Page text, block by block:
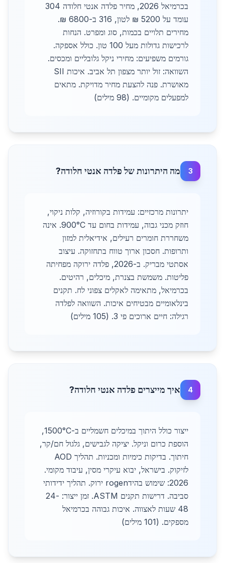
בכרמיאל 2026, מחיר פלדה אנטי חלודה 304
עומד על 5200 ₪ לטון, 316 ב-6800 ₪.
מחירים תלויים בכמות, סוג ומפרט. הנחות
לרכישות גדולות מעל 100 טון. כולל אספקה.
גורמים משפיעים: מחירי ניקל גלובליים ומכסים.
השוואה: זול יותר מצפון תל אביב. איכות SII
מאושרת. פנה להצעת מחיר מדויקת. מתאים
למפעלים מקומיים. (98 מילים)
3 מה היתרונות של פלדה אנטי חלודה?
יתרונות מרכזיים: עמידות בקורוזיה, קלות ניקוי,
חוזק מכני גבוה, עמידות בחום עד 900°C. אינה
משחררת חומרים רעילים, אידיאלית למזון
ותרופות. חסכון ארוך טווח בתחזוקה. עיצוב
אסתטי מבריק. ב-2026, פלדה ירוקה מפחיתה
פליטות. משמשת בצנרת, מיכלים, רהיטים.
בכרמיאל, מתאימה לאקלים צפוני לח. תקנים
בינלאומיים מבטיחים איכות. השוואה לפלדה
רגילה: חיים ארוכים פי 3. (105 מילים)
4 איך מייצרים פלדה אנטי חלודה?
ייצור כולל היתוך במיכלים חשמליים ב-1500°C,
הוספת כרום וניקל. יציקה לגבישים, גלגול חם/קר,
חיתוך. בדיקות כימיות ומכניות. תהליך AOD
לזיקוק. בישראל, יבוא עיקרי מסין, עיבוד מקומי.
2026: שימוש בהידrogen ירוק. תהליך ידידותי
סביבה. דרישות תקנים ASTM. זמן ייצור: 24-
48 שעות לאצווה. איכות גבוהה בכרמיאל
מספקים. (101 מילים)